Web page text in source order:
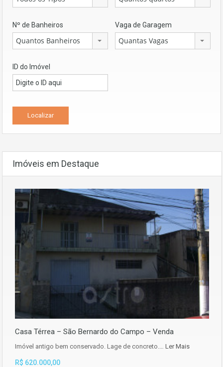
Nº de Banheiros
Quantos Banheiros
Vaga de Garagem
Quantas Vagas
ID do Imóvel
Imóveis em Destaque
Casa Térrea – São Bernardo do Campo – Venda
Imóvel antigo bem conservado. Lage de concreto.… Ler Mais
R$ 620.000,00